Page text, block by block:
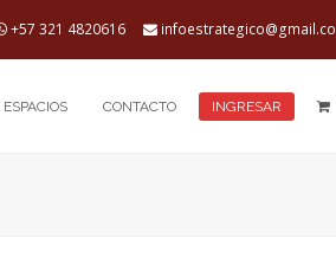
+57 321 4820616
CONTACTO INGRESAR